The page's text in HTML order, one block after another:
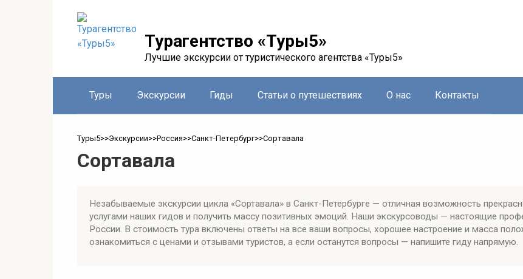
Турагентство «Туры5»
Лучшие экскурсии от туристического агентства «Туры5»
Туры Экскурсии Гиды Статьи о путешествиях О нас Контакты
Туры5>>Экскурсии>>Россия>>Санкт-Петербург>>Сортавала
Сортавала
Незабываемые экскурсии цикла «Сортавала» в Санкт-Петербурге — отличная возможность
услугами наших гидов и получить массу позитивных эмоций. Наши экскурсоводы — настоящие
России. В стоимость тура включены ответы на все ваши вопросы, хорошее настроение и масса
ознакомиться с ценами и отзывами туристов, а если останутся вопросы — напишите гиду напрямую.